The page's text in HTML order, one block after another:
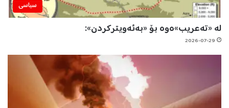
سیاسی
لە «تەعریب»ەوە بۆ «بەئەویترکردن»:
2026-07-29